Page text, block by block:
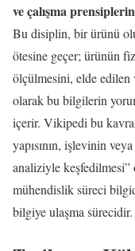
ve çalışma
Bu disiplin, bir ürünü
ötesine geçer; ürünün
ölçülmesini, elde edilen
olarak bu bilgilerin
içerir. Vikipedi bu
yapısının, işlevinin
analiziyle keşfedilmesi”
mühendislik süreci
bilgiye ulaşma sürecidir.